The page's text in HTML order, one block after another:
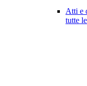
Atti e
tutte